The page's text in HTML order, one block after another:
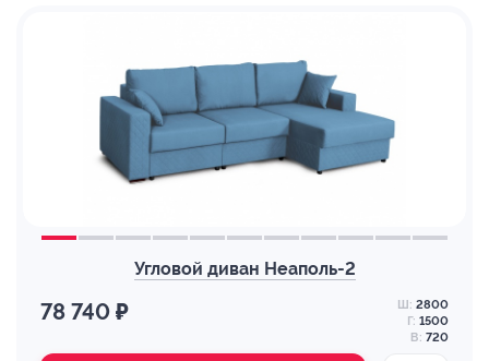
Угловой диван Неаполь-2
78 740 ₽ Ш: 2800
Г: 1500
В: 720